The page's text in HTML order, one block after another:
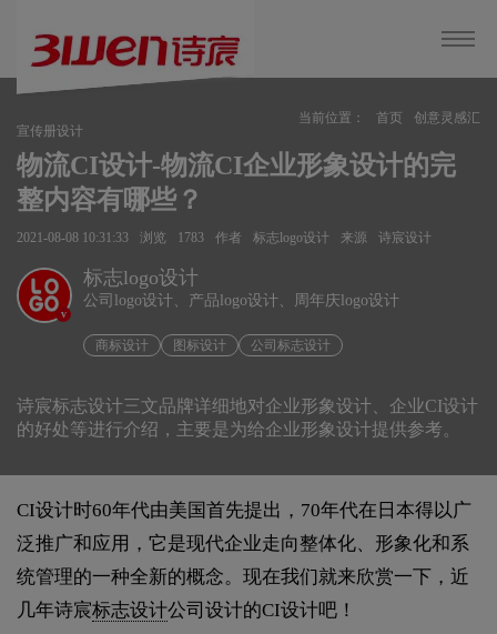
当前位置： 首页
创意灵感汇
宣传册设计
物流CI设计-物流CI企业形象设计的完
整内容有哪些？
2021-08-08 10:31:33 浏览 1783 作者 标志logo设计 来源 诗宸设计
v
标志logo设计
公司logo设计、产品logo设计、周年庆logo设计
商标设计 图标设计 公司标志设计
诗宸标志设计三文品牌详细地对企业形象设计、企业CI设计
的好处等进行介绍，主要是为给企业形象设计提供参考。
CI设计时60年代由美国首先提出，70年代在日本得以广
泛推广和应用，它是现代企业走向整体化、形象化和系
统管理的一种全新的概念。现在我们就来欣赏一下，近
几年诗宸标志设计公司设计的CI设计吧！